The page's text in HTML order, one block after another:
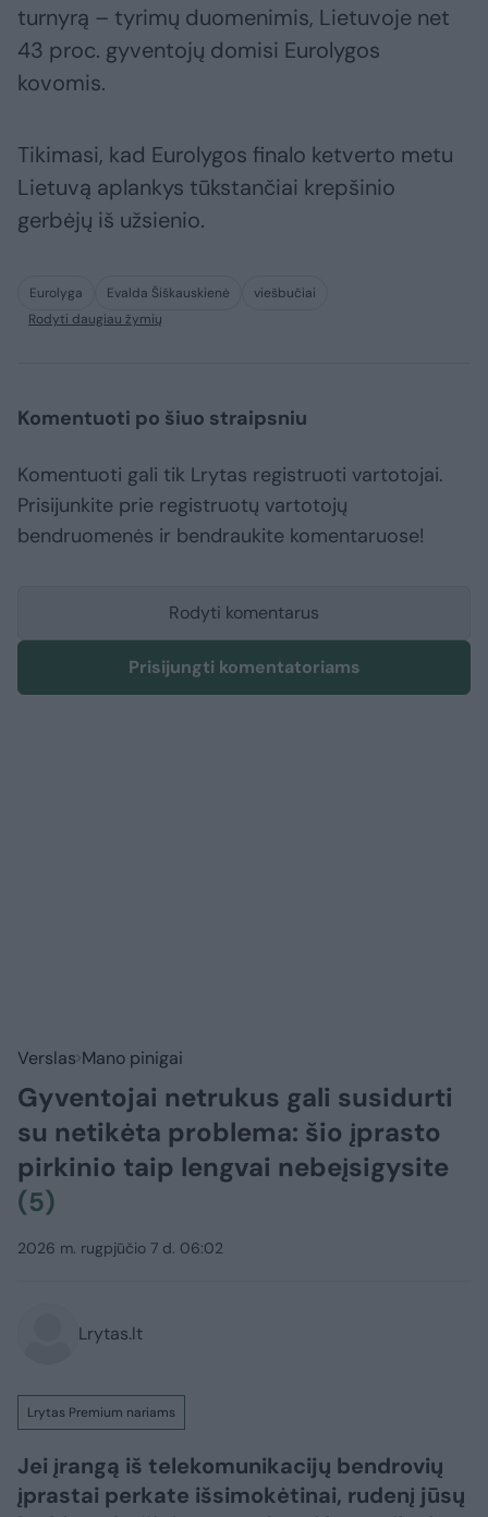
turnyrą – tyrimų duomenimis, Lietuvoje net
43 proc. gyventojų domisi Eurolygos
kovomis.
Tikimasi, kad Eurolygos finalo ketverto metu
Lietuvą aplankys tūkstančiai krepšinio
gerbėjų iš užsienio.
Eurolyga Evalda Šiškauskienė
viešbučiai
Rodyti daugiau žymių
Komentuoti po šiuo straipsniu
Komentuoti gali tik Lrytas registruoti vartotojai.
Prisijunkite prie registruotų vartotojų
bendruomenės ir bendraukite komentaruose!
Rodyti komentarus
Prisijungti komentatoriams
Verslas Mano pinigai
Gyventojai netrukus gali susidurti
su netikėta problema: šio įprasto
pirkinio taip lengvai nebeįsigysite
(5)
2026 m. rugpjūčio 7 d. 06:02
Lrytas.lt
Lrytas Premium nariams
Jei įrangą iš telekomunikacijų bendrovių
įprastai perkate išsimokėtinai, rudenį jūsų